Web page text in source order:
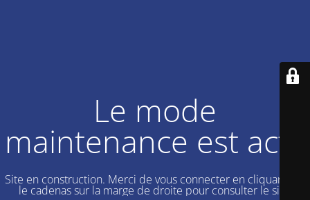
Le mode
maintenance est actif
Site en construction. Merci de vous connecter en cliquant sur
le cadenas sur la marge de droite pour consulter le site.